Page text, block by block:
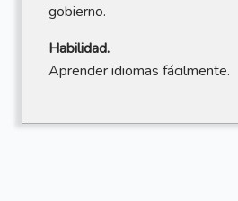
gobierno.
Habilidad.
Aprender idiomas fácilmente.